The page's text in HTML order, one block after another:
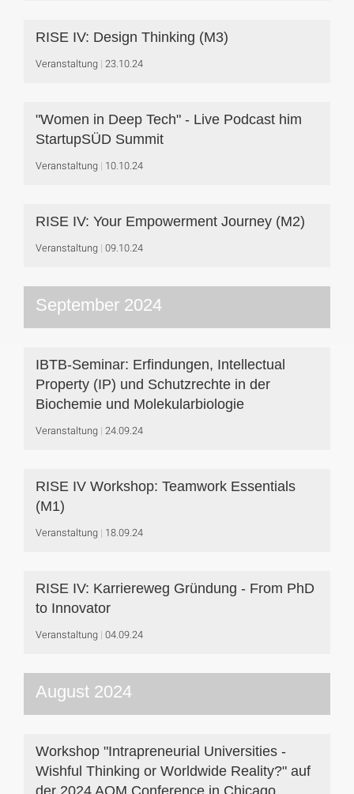
RISE IV: Design Thinking (M3)
Veranstaltung 23.10.24
"Women in Deep Tech" - Live Podcast him
StartupSÜD Summit
Veranstaltung 10.10.24
RISE IV: Your Empowerment Journey (M2)
Veranstaltung 09.10.24
September 2024
IBTB-Seminar: Erfindungen, Intellectual
Property (IP) und Schutzrechte in der
Biochemie und Molekularbiologie
Veranstaltung 24.09.24
RISE IV Workshop: Teamwork Essentials
(M1)
Veranstaltung 18.09.24
RISE IV: Karriereweg Gründung - From PhD
to Innovator
Veranstaltung 04.09.24
August 2024
Workshop "Intrapreneurial Universities -
Wishful Thinking or Worldwide Reality?" auf
der 2024 AOM Conference in Chicago